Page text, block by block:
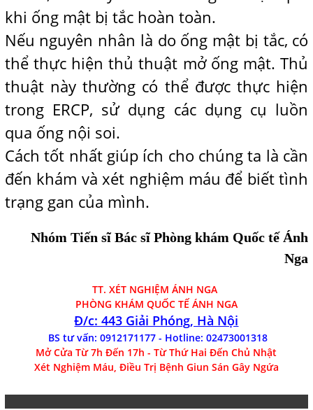
khi ống mật bị tắc hoàn toàn.
Nếu nguyên nhân là do ống mật bị tắc, có
thể thực hiện thủ thuật mở ống mật. Thủ
thuật này thường có thể được thực hiện
trong ERCP, sử dụng các dụng cụ luồn
qua ống nội soi.
Cách tốt nhất giúp ích cho chúng ta là cần
đến khám và xét nghiệm máu để biết tình
trạng gan của mình.
Nhóm Tiến sĩ Bác sĩ Phòng khám Quốc tế Ánh
Nga
TT. XÉT NGHIỆM ÁNH NGA
PHÒNG KHÁM QUỐC TẾ ÁNH NGA
Đ/c: 443 Giải Phóng, Hà Nội
BS tư vấn: 0912171177 - Hotline: 02473001318
Mở Cửa Từ 7h Đến 17h - Từ Thứ Hai Đến Chủ Nhật
Xét Nghiệm Máu, Điều Trị Bệnh Giun Sán Gây Ngứa